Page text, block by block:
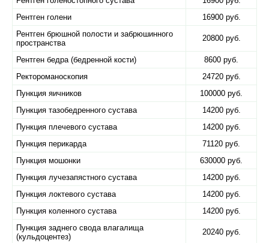
Рентген голени
16900 руб.
Рентген брюшной полости и забрюшинного
пространства
20800 руб.
Рентген бедра (бедренной кости)
8600 руб.
Ректороманоскопия
24720 руб.
Пункция яичников
100000 руб.
Пункция тазобедренного сустава
14200 руб.
Пункция плечевого сустава
14200 руб.
Пункция перикарда
71120 руб.
Пункция мошонки
630000 руб.
Пункция лучезапястного сустава
14200 руб.
Пункция локтевого сустава
14200 руб.
Пункция коленного сустава
14200 руб.
Пункция заднего свода влагалища
(кульдоцентез)
20240 руб.